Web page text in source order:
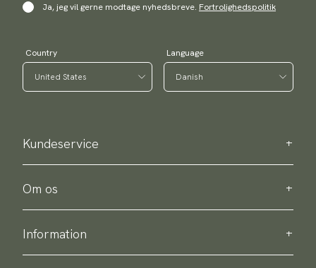
Ja, jeg vil gerne modtage nyhedsbreve. Fortrolighedspolitik
Country Language
Kundeservice
Kontakt os
Bestellinformation
Om os
Om Scottsberry
Bæredygtighed
Persondatapolitik
Information
Levering